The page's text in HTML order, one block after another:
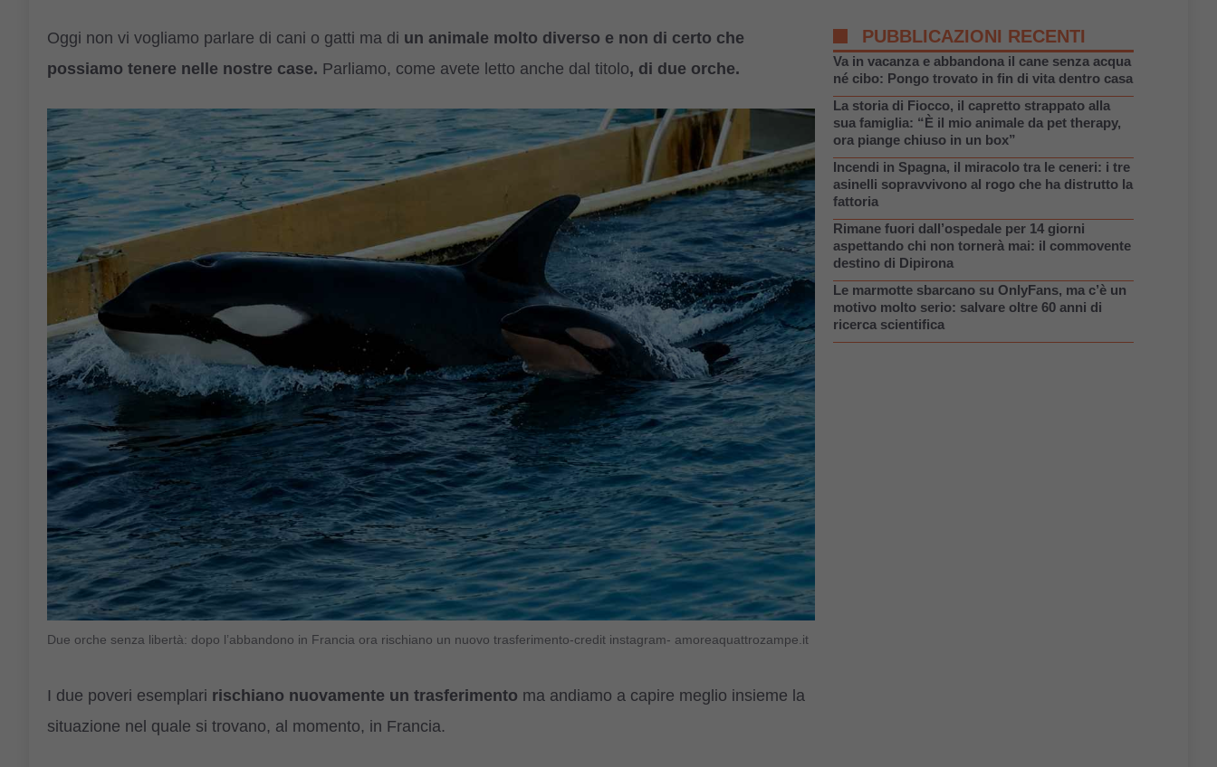
Oggi non vi vogliamo parlare di cani o gatti ma di un animale molto diverso e non di certo che
possiamo tenere nelle nostre case. Parliamo, come avete letto anche dal titolo, di due orche.
Due orche senza libertà: dopo l’abbandono in Francia ora rischiano un nuovo trasferimento-credit instagram- amoreaquattrozampe.it
I due poveri esemplari rischiano nuovamente un trasferimento ma andiamo a capire meglio insieme la
situazione nel quale si trovano, al momento, in Francia.
PUBBLICAZIONI RECENTI
Va in vacanza e abbandona il cane senza acqua
né cibo: Pongo trovato in fin di vita dentro casa
La storia di Fiocco, il capretto strappato alla
sua famiglia: “È il mio animale da pet therapy,
ora piange chiuso in un box”
Incendi in Spagna, il miracolo tra le ceneri: i tre
asinelli sopravvivono al rogo che ha distrutto la
fattoria
Rimane fuori dall’ospedale per 14 giorni
aspettando chi non tornerà mai: il commovente
destino di Dipirona
Le marmotte sbarcano su OnlyFans, ma c’è un
motivo molto serio: salvare oltre 60 anni di
ricerca scientifica